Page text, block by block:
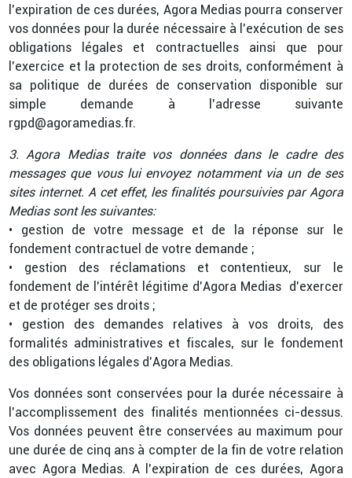
l’expiration de ces durées, Agora Medias pourra conserver
vos données pour la durée nécessaire à l’exécution de ses
obligations légales et contractuelles ainsi que pour
l’exercice et la protection de ses droits, conformément à
sa politique de durées de conservation disponible sur
simple demande à l’adresse suivante
rgpd@agoramedias.fr.
3. Agora Medias traite vos données dans le cadre des
messages que vous lui envoyez notamment via un de ses
sites internet. A cet effet, les finalités poursuivies par Agora
Medias sont les suivantes:
• gestion de votre message et de la réponse sur le
fondement contractuel de votre demande ;
• gestion des réclamations et contentieux, sur le
fondement de l’intérêt légitime d’Agora Medias d’exercer
et de protéger ses droits ;
• gestion des demandes relatives à vos droits, des
formalités administratives et fiscales, sur le fondement
des obligations légales d’Agora Medias.
Vos données sont conservées pour la durée nécessaire à
l’accomplissement des finalités mentionnées ci-dessus.
Vos données peuvent être conservées au maximum pour
une durée de cinq ans à compter de la fin de votre relation
avec Agora Medias. A l’expiration de ces durées, Agora